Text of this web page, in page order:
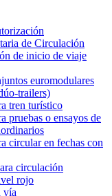
de Circulación
de inicio de viaje
euromodulares
trailers)
tren turístico
pruebas o ensayos de
circular en fechas con
circulación
rojo
vía